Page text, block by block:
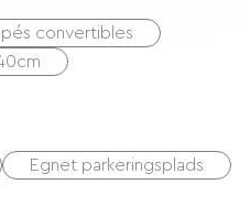
convertibles
Egnet parkeringsplads